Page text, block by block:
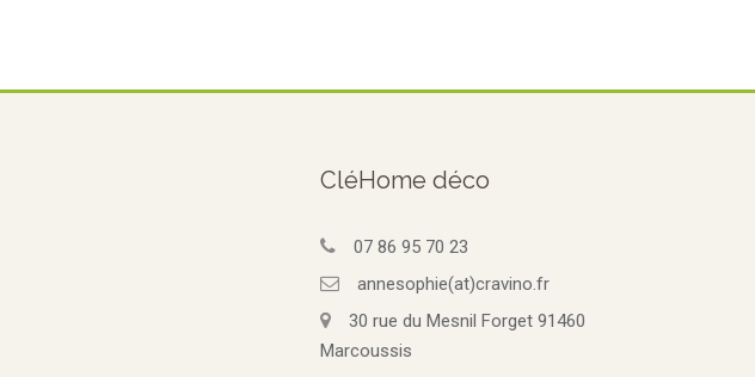
CléHome déco
07 86 95 70 23
annesophie(at)cravino.fr
30 rue du Mesnil Forget 91460
Marcoussis